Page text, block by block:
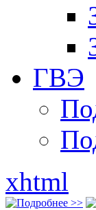
ГВЭ
xhtml